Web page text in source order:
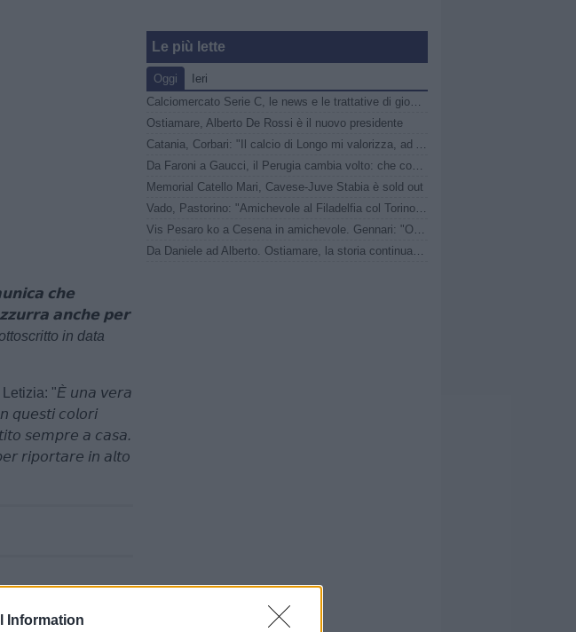
Information
𝗰𝗵𝗲
𝗮𝗻𝗰𝗵𝗲 𝗽𝗲𝗿
in data
"È 𝘶𝘯𝘢 𝘷𝘦𝘳𝘢
𝘤𝘰𝘭𝘰𝘳𝘪
𝘴𝘦𝘮𝘱𝘳𝘦 𝘢 𝘤𝘢𝘴𝘢.
𝘳𝘪𝘱𝘰𝘳𝘵𝘢𝘳𝘦 𝘪𝘯 𝘢𝘭𝘵𝘰
Le più lette
Oggi
Ieri
Calciomercato Serie C, le news e le trattative di giovedì 6 agosto | LIVE
Ostiamare, Alberto De Rossi è il nuovo presidente
Catania, Corbari: "Il calcio di Longo mi valorizza, ad Ascoli momenti indescrivibili"
Da Faroni a Gaucci, il Perugia cambia volto: che cosa è ArenaCuri?
Memorial Catello Mari, Cavese-Juve Stabia è sold out
Vado, Pastorino: "Amichevole al Filadelfia col Torino speciale, noi senza paura"
Vis Pesaro ko a Cesena in amichevole. Gennari: "Obiettivo? Essere pronti per il Perugia in Coppa Italia"
Da Daniele ad Alberto. Ostiamare, la storia continua nel segno dei De Rossi